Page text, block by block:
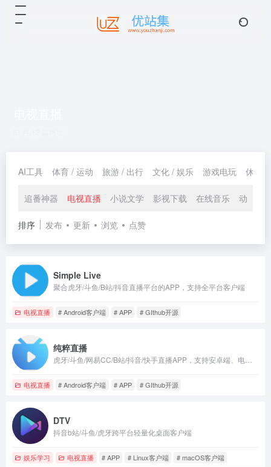
AI工具 体育 / 运动 旅游 / 出行 文化 / 娱乐 游戏电玩 休闲 /
追番神器 电视直播 小说文学 影视下载 在线音乐 动漫网
排序 发布 更新 浏览 点赞
Simple Live
聚合虎牙/斗鱼/B站/抖音直播平台的APP，支持全平台客户端
电视直播 # Android客户端 # APP # GIthub开源
纯粹直播
电视直播 # Android客户端 # APP # GIthub开源
DTV
抖音b站/斗鱼/虎牙跨平台轻量化桌面客户端
娱乐学习 电视直播 # APP # Linux客户端 # macOS客户端